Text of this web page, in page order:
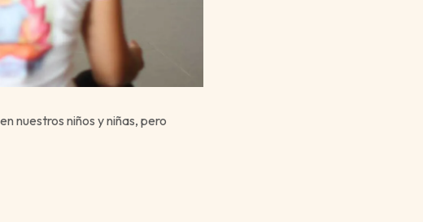
nuestros niños y niñas, pero